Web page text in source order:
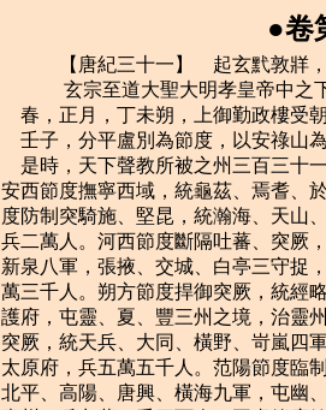
●卷
　　【唐紀三十一】　起玄黓敦牂，盡強圉大淵獻十一月，凡五年有奇。
    　　 玄宗至道大聖大明孝皇帝中之下天寶元年（壬午，公元七四二年）
    春，正月，丁未朔，上御勤政樓受朝賀，赦天下，改元。
    壬子，分平盧別為節度，以安祿山為節度使。
    是時，天下聲教所被之州三百三十一，羈縻之州八百，置十節度、經略使以備邊。
安西節度撫寧西域，統龜茲、焉耆、於闐、疏勒四鎮，治龜茲城，兵二萬四千。北庭節
度防制突騎施、堅昆，統瀚海、天山、伊吾三軍，屯伊、西二州之境，治北庭都護府，
兵二萬人。河西節度斷隔吐蕃、突厥，統赤水、大斗、建康、寧寇、玉門、黑離、豆盧、
新泉八軍，張掖、交城、白亭三守捉，屯涼、肅、瓜、沙、會五州之境，治涼州，兵七
萬三千人。朔方節度捍御突厥，統經略、豐安、定遠三軍，三受降城，安北、單于二都
護府，屯靈、夏、豐三州之境，治靈州，兵六萬四千七百人。河東節度與朔方掎角以御
突厥，統天兵、大同、橫野、岢嵐四軍，雲中守捉，屯太原府忻、代、嵐三州之境，治
太原府，兵五萬五千人。范陽節度臨制奚、契丹，統經略、威武、清夷、靜塞、恆陽、
北平、高陽、唐興、橫海九軍，屯幽、薊、媯、檀、易、恆、定、漠、滄九州之境，治
幽州，兵九萬一千四百人。平盧節度鎮撫室韋、靺鞨，統平盧、盧龍二軍，榆關守捉，
安東都護府，屯營、平二州之境，治營州，兵三萬七千五百人。隴右節度備御吐蕃，統
臨洮、河源、白水、安人、振威、威戎、漠門、寧塞、積石、鎮西十軍，綏和、合川、
平夷三守捉，屯鄯、廊、洮、河之境，治鄯州，兵七萬五千人。劍南節度西抗吐蕃，南
撫蠻獠，統天寶、平戎、昆明、寧遠、澄川、南江六軍，屯益、翼、茂、當、巂、柘、
松、維、恭、雅、黎、姚、悉十三州之境，治益州，兵三萬九百人。嶺南五府經略綏靜
夷、獠，統經略、清海二軍，桂、容、邕、交四管，治廣州，兵萬五千四百人。此外又
有長樂經略，福州領之，兵千五百人。東萊守捉，萊州領之；東牟守捉，登州領之；兵
各千人。凡鎮兵四十九萬人，馬八萬餘匹。開元之前，每歲供邊兵衣糧，費不過二百萬；
天寶之後，邊將奏益兵浸多，每歲用衣千二十萬匹，糧百九十萬斛，公私勞費，民始困
苦矣。
    甲寅，陳王府參軍田同秀上言：「見玄元皇帝於丹鳳門之空中，告以『我藏靈符，
在尹喜故宅。』」上遣使於故函谷關尹喜台旁求得之。
    陝州刺史李齊物穿三門運渠，辛未，渠成。齊物，神通之曾孫也。
    壬辰，群臣上表，以「函谷寶符，潛應年號；先天不違，請於尊號加『天寶』字。」
從之。
    二月，辛卯，上享玄元皇帝於新廟。甲午，享太廟。丙申，合祀天地於南郊，赦天
下。改侍中為左相，中書令為右相，尚書左、右丞相復為僕射；東都、北都皆為京，州
為郡，刺史為太守；改桃林縣曰靈寶。田同秀除朝散大夫。時人皆疑寶符同秀所為。間
一歲，清河人崔以清復言：「見玄元皇帝於天津橋北，雲藏符在武城紫微山。」敕使往
掘，亦得之。東京留守王倕知其詐，按問，果首服。奏之。上亦不深罪，流之而已。
    三月，以長安令韋堅為陝郡太守，領江、淮租庸轉運使。
    初，宇文融既敗，言利者稍息。及楊慎矜得幸，於是韋堅、王珙之徒競以利進，百
司有事權者，稍稍別置使以領之，舊官充位而已。堅，太子之妃兄也，為吏以干敏稱。
上使之督江、淮租運，歲增巨萬；上以為能，故擢任之。王珙，方翼之孫也，亦以善治
租賦為戶部員外郎兼侍御史。
    李林甫為相，凡才望功業出己右及為上所厚、勢位將逼己者，必百計去之；尤忌文
學之士，或陽與之善，啖以甘言而陰陷之。世謂李林甫「口有蜜，腹有劍。」
    上嘗陳樂於勤政樓下，垂簾觀之。兵部侍郎盧絢謂上已起，垂鞭按轡，橫過樓下；
絢風標清粹，上目送之；深歎其蘊藉。林甫常厚以金帛賂上左右，上舉動必知之；乃召
絢子弟謂曰：「尊君素望清崇，今交、廣藉才，聖上欲以尊君為之，可乎？若憚遠行，
則當左遷；不然，以賓、詹分務東洛，亦優賢之命也，何如？」絢懼，以賓、詹為請。
林甫恐乖眾望，乃除華州刺史。到官未幾，誣其有疾，州事不理，除詹事、員外同正。
    上又嘗問林甫以「嚴挺之今安在？是人亦可用。」挺之時為絳州刺史。林甫退，召
挺之弟損之，諭以「上待尊兄意甚厚，盍為見上之策，奏稱風疾，求還京師就醫。」挺
之從之。林甫以其奏白上雲：「挺之衰老得風疾，宜且授以散秩，使便醫藥。」上歎吒
久之；夏，四月，壬寅，以為詹事，又以汴州刺史、河南采訪使齊澣為少詹事，皆員外
同正，於東京養疾。澣亦朝廷宿望，故並忌之。
    上發兵納十姓可汗阿史那昕於突騎施，至俱蘭城，為莫賀達干所殺。突騎施大纛官
都摩度來降，六月，乙未，冊都摩度為三姓葉護。
    秋，七月，癸卯朔，日有食之。
    辛未，左相牛仙客薨。八月，丁丑，以刑部尚書李適之為左相。
    突厥拔悉蜜、回紇、葛邏祿三部共攻骨咄葉護，殺之，推拔悉蜜酋長為頡跌伊施可
汗，回紇、葛邏祿自為左、右葉護。突厥餘眾共立判闕特勒之子為烏蘇米施可汗，以其
子葛臘哆為西殺。
    上遣使諭烏蘇令內附，烏蘇不從。朔方節度使王忠嗣盛兵磧口以威之，烏蘇懼，請
降，而遷延不至。忠嗣知其詐，乃遣使說拔悉蜜、回紇、葛邏祿使攻之，烏蘇遁去。忠
嗣因出兵擊之，取其右廂以歸。
    丁亥，突厥西葉護阿布思及西殺葛臘哆、默啜之孫勃德支、伊然小妻、毘伽登利之
女帥部眾千餘帳，相次來降，突厥遂微。九月，辛亥，上御花萼樓宴突厥降者，賞賜甚
厚。
    護密先附吐蕃，戊午，其王頡吉裡匐遣使請降。
    冬，十月，丁酉，上幸驪山溫泉；己巳，還宮。
    十二月，隴右節度使皇甫惟明奏破吐蕃大嶺等軍；戊戌，又奏破青海道莽布支營三
萬餘眾，斬獲五千餘級。庚子，河西節度使王倕奏破吐蕃漁海及游弈等軍。
    是歲，天下縣一千五百二十八，鄉一萬六千八百二十九，戶八百五十二萬五千七百
六十三，口四千八百九十萬九千八百。
    回紇葉護骨力裴羅遣使入貢，賜爵奉義王。
    　　 玄宗至道大聖大明孝皇帝中之下天寶二年（癸未，公元七四三年）
    春，正月，安祿山入朝；上寵待甚厚，謁見無時。祿山奏言：「去秋營州蟲食苗，
臣焚香祝天雲：『臣若操心不正，事君不忠，願使蟲食臣心；若不負神祇，願使蟲散。』
即有群鳥從北來，食蟲立盡。請宣付史官。」從之。
    李林甫領吏部尚書，日在政府，選事悉委侍郎宋遙、苗晉卿。御史中丞張倚新得幸
於上，遙、晉卿欲附之。時選人集者以萬計，入等者六十四人。倚子奭為之首，群議沸
騰。前薊令蘇孝韞以告安祿山，祿山入言於上，上悉召入等人面試之，奭手持試紙，終
日不成一字，時人謂之「曳白」。癸亥，遙貶武當太守，晉卿貶安康太守，倚貶淮陽太
守，同考判官禮部郎中裴朏等皆貶嶺南官。晉卿，壺關人也。
    三月，壬子，追尊玄元皇帝父周上御大夫為先天太皇；又尊皋繇為德明皇帝，涼武
昭王為興聖皇帝。
    江、淮南租庸等使韋堅引滻水抵苑東望春樓下為潭，以聚江、淮運船，役夫匠通漕
渠，發人丘壟，自江、淮至京城，民間蕭然愁怨，二年而成。丙寅，上幸望春樓觀新潭。
堅以新船數百艘，扁榜郡名，各陳郡中珍貨於船背；陝尉崔成甫著錦半臂，鈌胯綠衫而
裼之，紅袹首，居前船唱《得寶歌》，使美婦百人盛飾而和之，連檣數裡；堅跪進諸郡
輕貨，仍上百牙盤食。上置宴，竟日而罷，觀者山積。夏，四月，加堅左散騎常侍，其
僚屬吏卒褒賞有差；名其潭曰廣運。時京兆尹韓朝宗亦引渭水置潭於西街，以貯材木。
    丁亥，皇甫惟明引軍出西平，擊吐蕃，行千餘里，攻洪濟城，破之。
    上以右贊善大夫楊慎矜知御史中丞事。時李林甫專權，公卿之進，有不出其門者，
必以罪去之；慎矜由是固辭，不敢受。五月，辛丑，以慎矜為諫議大夫。
    冬，十月，戊寅，上幸驪山溫泉；乙卯，還宮。
    　　 玄宗至道大聖大明孝皇帝中之下天寶三年（甲申，公元七四四年）
    春，正月，丙申朔，改年曰載。
    辛丑，上幸驪山溫泉；二月，庚午，還宮。
    辛卯，太子更名亨。
    海賊吳令光等抄掠台、明，命河南尹裴敦復將兵討之。
    三月，己巳，以平盧節度使安祿山兼范陽節度使；以范陽節度使裴寬為戶部尚書。
禮部尚書席建侯為河北黜陟使，稱祿山公直；李林甫、裴寬皆順旨稱其美。三人皆上所
信任，由是祿山之寵益固不搖矣。
    夏，四月，裴敦復破吳令光，擒之。五月，河西節度使夫蒙靈察討突騎施莫賀達干，
斬之，更請立黑姓伊裡底蜜施骨咄祿毘伽；六月，甲辰，冊拜骨咄祿毘伽為十姓可汗。
    秋，八月，拔悉蜜攻斬突厥烏蘇可汗，傳首京師。國人立其弟鶻隴匐白眉特勒，是
為白眉可汗。於是突厥大亂，敕朔方節度使王忠嗣出兵乘之。至薩河內山，破其左廂阿
波達干等十一部，右廂未下。會回紇、葛邏祿共攻拔悉蜜頡跌伊施可汗，殺之。回紇骨
力裴羅自立為骨咄祿毘伽闕可汗，遣使言狀；上冊拜裴羅為懷仁可汗。於是懷仁南據突
厥故地，立牙帳於烏德犍山，舊統藥邏葛等九姓，其後又並拔悉蜜、葛邏祿，凡十一部，
各置都督，每戰則以二客部為先。
    李林甫以楊慎矜屈附於己，九月，甲戌，復以慎矜為御史中丞，充諸道鑄錢使。
    冬，十月，癸巳，上幸驪山溫泉；十一月，丁卯，還宮。
    術士蘇嘉慶上言：「遁甲術有九宮貴神，典司水旱，請立壇於東郊，祀以四孟月。」
從之。禮在昊天上帝下，太清宮、太廟上，所用牲玉，皆侔天地。
    十二月，癸巳，置會昌縣於溫泉宮下。
    戶部尚書裴寬素為上所重，李林甫恐其入相，忌之。刑部尚書裴敦復擊海賊還，受
請托，廣序軍功，寬微奏其事。林甫以告敦復，敦復言寬亦嘗以親故屬敦復。林甫曰：
「君速奏之，勿後於人。」敦復乃以五百金賂女官楊太真之姊，使言於上。甲午，寬坐
貶睢陽太守。
    初，武惠妃薨，上悼念不已，後宮數千，無當意者。或言壽王妃楊氏之美，絕世無
雙。上見而悅之，乃令妃自以其意乞為女官，號太真；更為壽王娶左衛郎將韋昭訓女；
潛內太真宮中。太真肌態豐艷，曉音律，性警穎，善承迎上意，不期歲，寵遇如惠妃，
宮中號曰「娘子」，凡儀體皆如皇後。
    癸卯，以宗女為和義公主，嫁寧遠奉化王阿悉爛達干。
    癸丑，上祀九宮貴神，赦天下。
    初令百姓十八為中，二十三成丁。
    初，上自東都還，李林甫知上厭巡幸，乃與牛仙客謀增近道粟賦及和糴以實關中。
數年，蓄積稍豐。上從容謂高力士曰：「朕不出長安近十年，天下無事，朕欲高居無為，
悉以政事委林甫，何如？」對曰：「天子巡狩，古之制也。且天下大柄，不可假人；彼
威勢既成，誰敢復議之者！」上不悅。力士頓首自陳：「臣狂疾，發妄言，罪當死！」
上乃為力士置酒，左右皆呼萬歲。力士自是不敢深言天下事矣。
    　　 玄宗至道大聖大明孝皇帝中之下天寶四年（乙酉，公元七四五年）
    春，正月，庚午，上謂宰相曰：「朕比以甲子日，於宮中為壇，為百姓祈福，朕自
草黃素置案上，俄飛升天，聞空中語去：『聖壽延長。』又朕於嵩山煉藥成，亦置壇上，
及夜，左右欲收之，又聞空中語雲：『藥未須收，此自守護。』達曙乃收之。」太子、
諸王、宰相，皆上表賀。
    回紇懷仁可汗擊突厥白眉可汗，殺之，傳首京師。突厥毘伽可敦帥眾來降。於是北
邊晏然，烽燧無警矣。
    回紇斥地愈廣，東際室韋，西抵金山，南跨大漠，盡有突厥故地。懷仁卒，子磨延
啜立，號葛勒可汗。
    二月，己酉，以朔方節度使王忠嗣兼河東節度使。忠嗣少以勇敢自負，及鎮方面，
專以持重安邊為務，常曰：「太平之將，但當撫循訓練士卒而已，不可疲中國之力以邀
功名。」有漆弓百五十斤，常貯之橐中，以示不用。軍中日夜思戰，忠嗣多遣謀人伺其
間隙，見可勝，然後興師，故出必有功。既兼兩道節制，自朔方至去雲中，邊陲數千里，
要害之地，悉列置城堡，斥地各數百裡。邊人以為自張仁亶之後，將帥皆不及。
    三月，壬申，上以外孫獨孤氏為靜樂公主，嫁契丹王李懷節；甥楊氏為宜芳公主，
嫁奚王李延寵。
    乙巳，以刑部尚書裴敦復充嶺南五府經略等使。五月，